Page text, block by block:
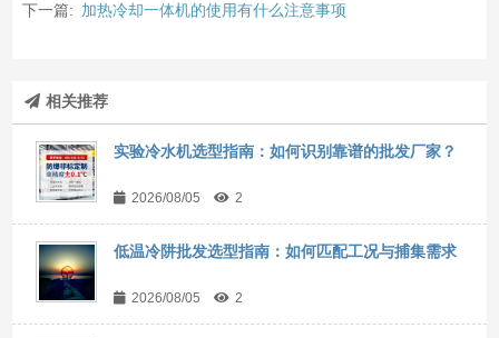
下一篇: 加热冷却一体机的使用有什么注意事项
相关推荐
实验冷水机选型指南：如何识别靠谱的批发厂家？
2026/08/05 2
低温冷阱批发选型指南：如何匹配工况与捕集需求
2026/08/05 2